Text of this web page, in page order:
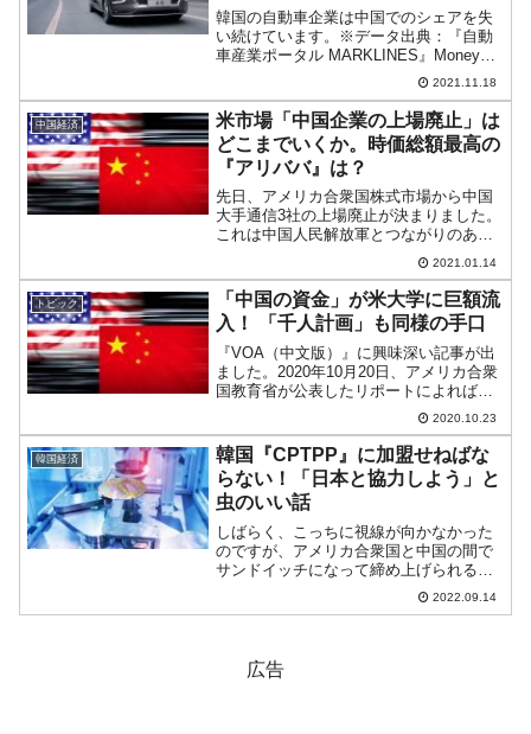
韓国の自動車企業は中国でのシェアを失
い続けています。※データ出典：『自動
車産業ポータル MARKLINES』Money1
でもご紹介しましたが、『自動車産業ポ
ータル MARKLINES』のデータによれ
ば、2020年のシェアはわずか「3.5％」...
2021.11.18
中国経済
米市場「中国企業の上場廃止」は
どこまでいくか。時価総額最高の
『アリババ』は？
先日、アメリカ合衆国株式市場から中国
大手通信3社の上場廃止が決まりました。
これは中国人民解放軍とつながりのある
企業の株式を廃止し、資金の供給を断と
うという動きの一環です。トランプ政権
も残すところあと数日ですが、さらに他
の企業の株式も上場廃止...
2021.01.14
トピック
「中国の資金」が米大学に巨額流
入！ 「千人計画」も同様の手口
『VOA（中文版）』に興味深い記事が出
ました。2020年10月20日、アメリカ合衆
国教育省が公表したリポートによれば、
合衆国のトップとされる大学は中国やロ
シアなど、合衆国のライバルと目される
国から多額の資金を受け取っていたの
に、それを規則に...
2020.10.23
韓国経済
韓国『CPTPP』に加盟せねばな
らない！「日本と協力しよう」と
虫のいい話
しばらく、こっちに視線が向かなかった
のですが、アメリカ合衆国と中国の間で
サンドイッチになって締め上げられる恐
れが大きくなっていますので、韓国メデ
ィアでまたぞろ「日本を利用しよう」と
2022.09.14
広告